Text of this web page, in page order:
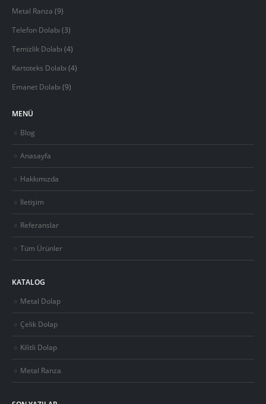
Metal Ranza (9)
Telefon Dolabı (3)
Temizlik Dolabı (4)
Kartoteks Dolabı (4)
Emanet Dolabı (9)
MENÜ
Blog
Anasayfa
Hakkımızda
İletişim
Referanslar
Tüm Ürünler
KATALOG
Metal Dolap
Çelik Dolap
Kilitli Dolap
Metal Ranza